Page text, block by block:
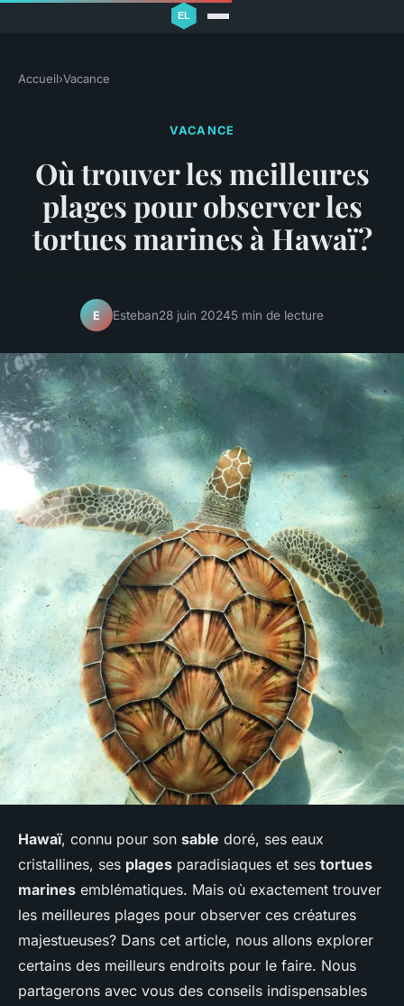
Accueil›Vacance
VACANCE
Où trouver les meilleures
plages pour observer les
tortues marines à Hawaï?
E Esteban28 juin 20245 min de lecture
Hawaï, connu pour son sable doré, ses eaux
cristallines, ses plages paradisiaques et ses tortues
marines emblématiques. Mais où exactement trouver
les meilleures plages pour observer ces créatures
majestueuses? Dans cet article, nous allons explorer
certains des meilleurs endroits pour le faire. Nous
partagerons avec vous des conseils indispensables